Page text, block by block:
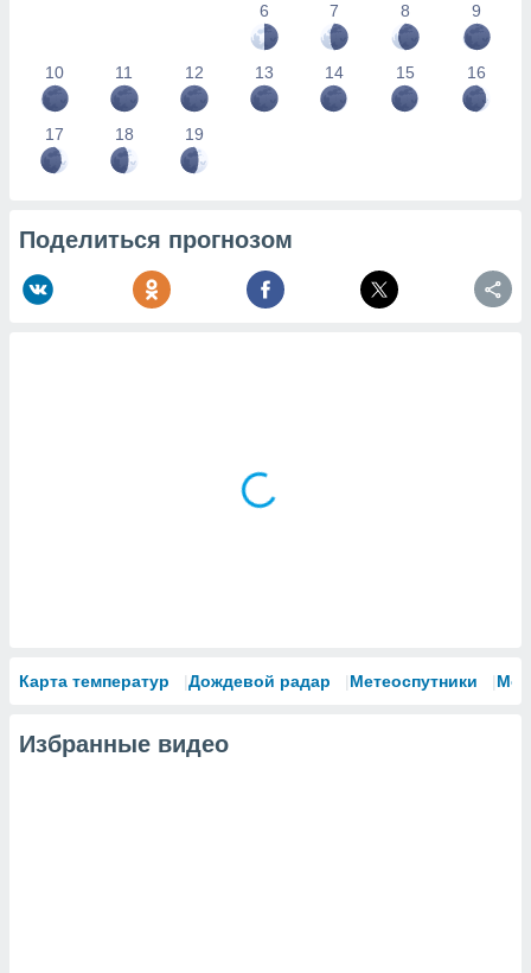
6
7 8 9
10 11 12 13 14 15 16
17 18 19
Поделиться прогнозом
Карта температур Дождевой радар Метеоспутники
Избранные видео